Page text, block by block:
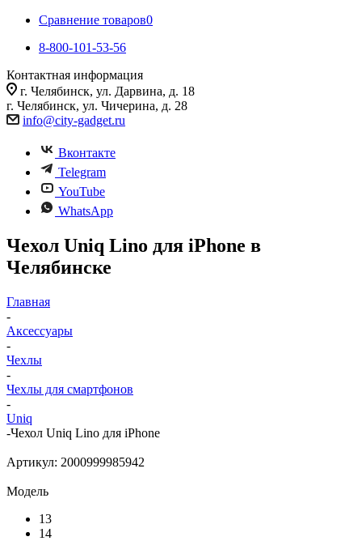
Сравнение товаров0
8-800-101-53-56
Контактная информация
г. Челябинск, ул. Дарвина, д. 18
г. Челябинск, ул. Чичерина, д. 28
info@city-gadget.ru
Вконтакте
Telegram
YouTube
WhatsApp
Чехол Uniq Lino для iPhone в
Челябинске
Главная
-
Аксессуары
-
Чехлы
-
Чехлы для смартфонов
-
Uniq
-Чехол Uniq Lino для iPhone
Артикул: 2000999985942
Модель
13
14